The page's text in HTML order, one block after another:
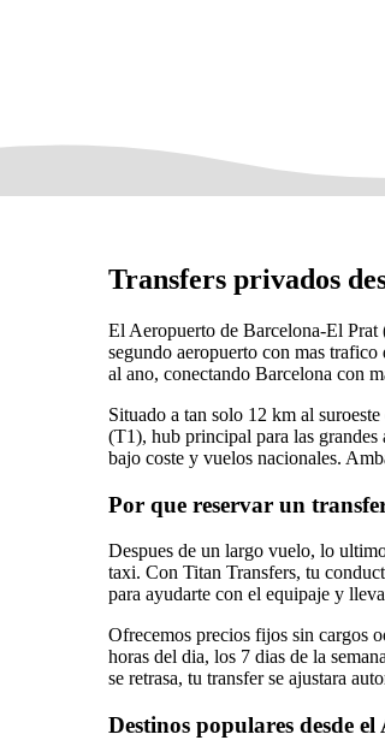
Transfers privados
El Aeropuerto de Barcelona-El
segundo aeropuerto con mas
al ano, conectando Barcelona con
Situado a tan solo 12 km al
(T1), hub principal para las
bajo coste y vuelos nacionales.
Por que reservar un
Despues de un largo vuelo, lo
taxi. Con Titan Transfers, tu
para ayudarte con el equipaje y
Ofrecemos precios fijos sin cargos
horas del dia, los 7 dias de la
se retrasa, tu transfer se ajustara
Destinos populares desde